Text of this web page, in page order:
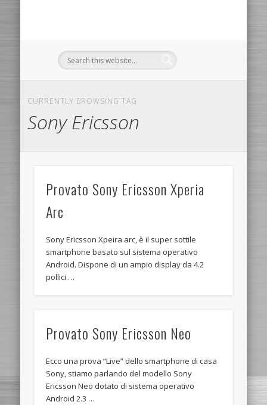
CURRENTLY BROWSING TAG
Sony Ericsson
Provato Sony Ericsson Xperia
Arc
Sony Ericsson Xpeira arc, è il super sottile
smartphone basato sul sistema operativo
Android. Dispone di un ampio display da 4.2
pollici …
Provato Sony Ericsson Neo
Ecco una prova “Live” dello smartphone di casa
Sony, stiamo parlando del modello Sony
Ericsson Neo dotato di sistema operativo
Android 2.3 …